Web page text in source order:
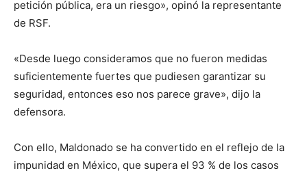
petición pública, era un riesgo», opinó la representante
de RSF.
«Desde luego consideramos que no fueron medidas
suficientemente fuertes que pudiesen garantizar su
seguridad, entonces eso nos parece grave», dijo la
defensora.
Con ello, Maldonado se ha convertido en el reflejo de la
impunidad en México, que supera el 93 % de los casos